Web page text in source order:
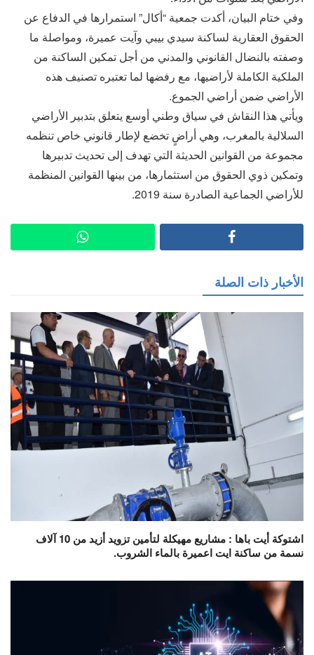
وفي ختام البيان، أكدت جمعية “أكال” استمرارها في الدفاع عن
الحقوق العقارية لساكنة سيدي بيبي وآيت عميرة، ومواصلة ما
وصفته بالنضال القانوني والمدني من أجل تمكين الساكنة من
الملكية الكاملة لأراضيها، مع رفضها لما تعتبره تصنيف هذه
الأراضي ضمن أراضي الجموع.
ويأتي هذا النقاش في سياق وطني أوسع يتعلق بتدبير الأراضي
السلالية بالمغرب، وهي أراضٍ تخضع لإطار قانوني خاص تنظمه
مجموعة من القوانين الحديثة التي تهدف إلى تحديث تدبيرها
وتمكين ذوي الحقوق من استثمارها، من بينها القوانين المنظمة
للأراضي الجماعية الصادرة سنة 2019.
الأخبار ذات الصلة
اشتوكة أيت باها : مشاريع مهيكلة لتأمين تزويد أزيد من 10 آلاف
نسمة من ساكنة ايت اعميرة بالماء الشروب.